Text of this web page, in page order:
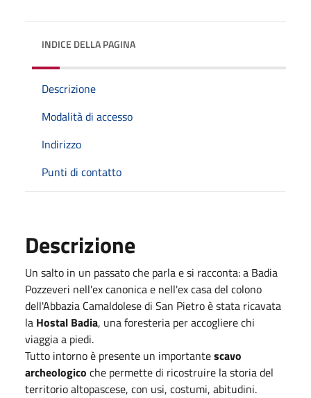
INDICE DELLA PAGINA
Descrizione
Modalità di accesso
Indirizzo
Punti di contatto
Descrizione
Un salto in un passato che parla e si racconta: a Badia
Pozzeveri nell'ex canonica e nell'ex casa del colono
dell'Abbazia Camaldolese di San Pietro è stata ricavata
la Hostal Badia, una foresteria per accogliere chi
viaggia a piedi.
Tutto intorno è presente un importantescavo
archeologico che permette di ricostruire la storia del
territorio altopascese, con usi, costumi, abitudini.